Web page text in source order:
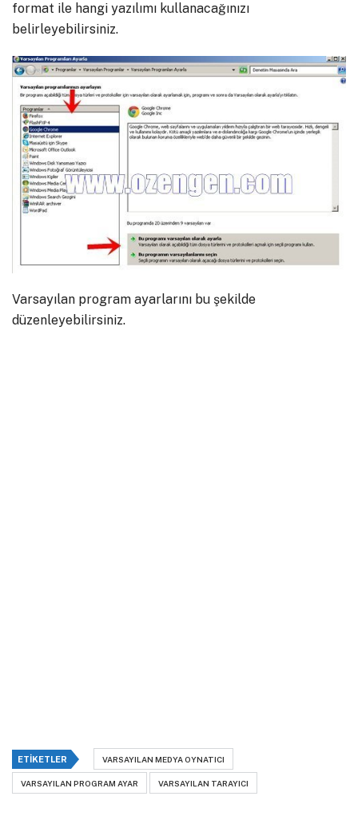
format ile hangi yazılımı kullanacağınızı
belirleyebilirsiniz.
Varsayılan program ayarlarını bu şekilde
düzenleyebilirsiniz.
ETIKETLER VARSAYILAN MEDYA OYNATICI
VARSAYILAN PROGRAM AYAR VARSAYILAN TARAYICI